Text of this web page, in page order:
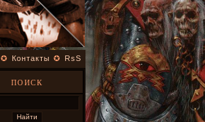
✪ Контакты ✪ RsS
ПОИСК